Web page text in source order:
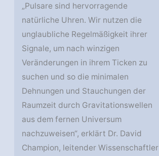
„Pulsare sind hervorragende
natürliche Uhren. Wir nutzen die
unglaubliche Regelmäßigkeit ihrer
Signale, um nach winzigen
Veränderungen in ihrem Ticken zu
suchen und so die minimalen
Dehnungen und Stauchungen der
Raumzeit durch Gravitationswellen
aus dem fernen Universum
nachzuweisen“, erklärt Dr. David
Champion, leitender Wissenschaftler